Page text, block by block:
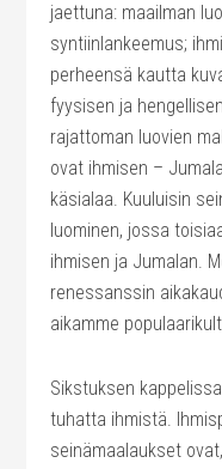
jaettuna: maailman
syntiinlankeemus;
perheensä kautta
fyysisen ja
rajattoman luovien
ovat ihmisen –
käsialaa. Kuuluisin
luominen, jossa
ihmisen ja Jumalan.
renessanssin
aikamme
Sikstuksen
tuhatta ihmistä.
seinämaalaukset